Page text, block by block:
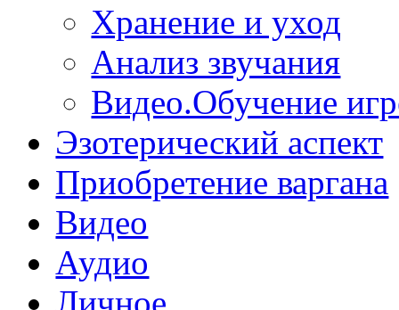
Хранение и уход
Анализ звучания
Видео.Обучение
Эзотерический аспект
Приобретение варгана
Видео
Аудио
Личное